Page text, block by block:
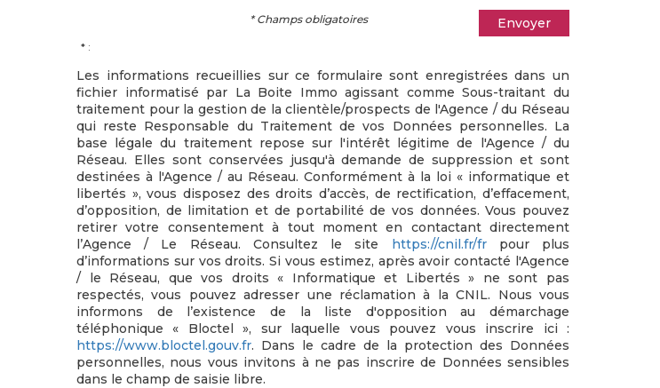
Envoyer
* Champs obligatoires
* :
Les informations recueillies sur ce formulaire sont enregistrées dans un
fichier informatisé par La Boite Immo agissant comme Sous-traitant du
traitement pour la gestion de la clientèle/prospects de l'Agence / du Réseau
qui reste Responsable du Traitement de vos Données personnelles. La
base légale du traitement repose sur l'intérêt légitime de l'Agence / du
Réseau. Elles sont conservées jusqu'à demande de suppression et sont
destinées à l'Agence / au Réseau. Conformément à la loi « informatique et
libertés », vous disposez des droits d’accès, de rectification, d’effacement,
d’opposition, de limitation et de portabilité de vos données. Vous pouvez
retirer votre consentement à tout moment en contactant directement
l’Agence / Le Réseau. Consultez le site https://cnil.fr/frpour plus
d’informations sur vos droits. Si vous estimez, après avoir contacté l'Agence
/ le Réseau, que vos droits « Informatique et Libertés » ne sont pas
respectés, vous pouvez adresser une réclamation à la CNIL. Nous vous
informons de l’existence de la liste d'opposition au démarchage
téléphonique « Bloctel », sur laquelle vous pouvez vous inscrire ici :
https://www.bloctel.gouv.fr. Dans le cadre de la protection des Données
personnelles, nous vous invitons à ne pas inscrire de Données sensibles
dans le champ de saisie libre.